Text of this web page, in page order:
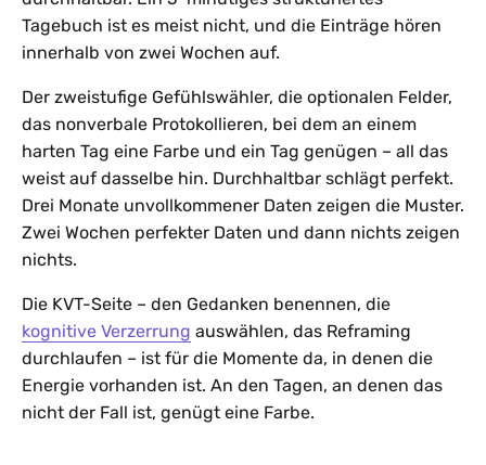
Tagebuch ist es meist nicht, und die Einträge hören
innerhalb von zwei Wochen auf.
Der zweistufige Gefühlswähler, die optionalen Felder,
das nonverbale Protokollieren, bei dem an einem
harten Tag eine Farbe und ein Tag genügen – all das
weist auf dasselbe hin. Durchhaltbar schlägt perfekt.
Drei Monate unvollkommener Daten zeigen die Muster.
Zwei Wochen perfekter Daten und dann nichts zeigen
nichts.
Die KVT-Seite – den Gedanken benennen, die
kognitive Verzerrung auswählen, das Reframing
durchlaufen – ist für die Momente da, in denen die
Energie vorhanden ist. An den Tagen, an denen das
nicht der Fall ist, genügt eine Farbe.